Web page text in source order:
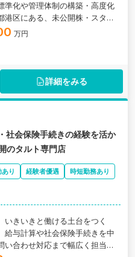
準化や管理体制の構築・高度化
港区にある、未公開株・スター
ップ企業の求人です。
万円
詳細をみる
社会保険手続きの経験を活か
のタルト専門店
り 経験者優遇
時短勤務あり
きいきと働ける土台をつく
給与計算や社会保険手続きを中
合わせ対応まで幅広く担当い